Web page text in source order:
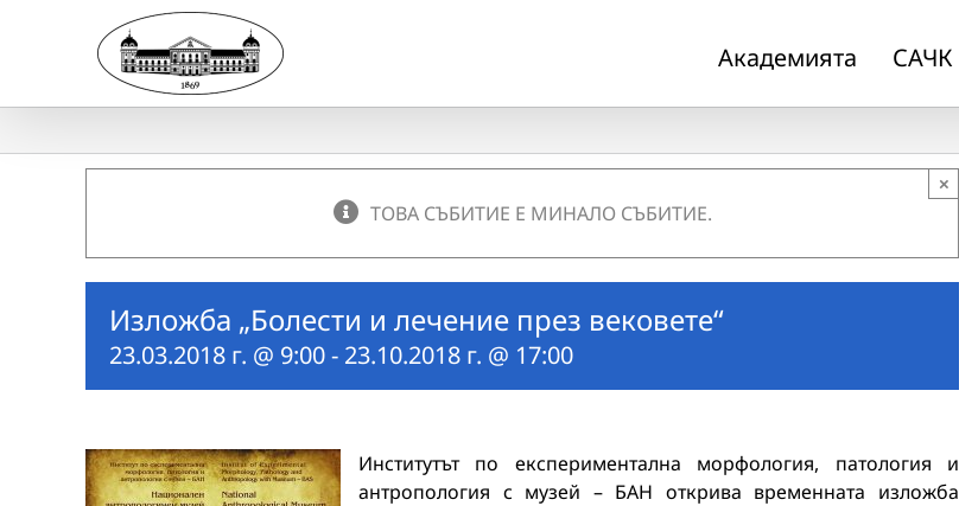
Академията САЧК
ТОВА СЪБИТИЕ Е МИНАЛО СЪБИТИЕ.
×
Изложба „Болести и лечение през вековете“
23.03.2018 г. @ 9:00- 23.10.2018 г. @ 17:00
Институтът по експериментална морфология, патология и
антропология с музей – БАН открива временната изложба